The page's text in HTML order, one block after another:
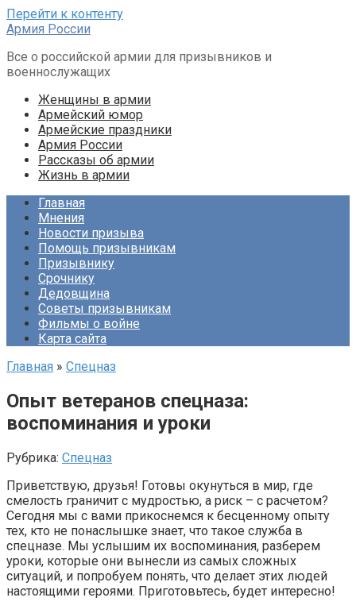
Перейти к контенту
Армия России
Все о российской армии для призывников и
военнослужащих
Женщины в армии
Армейский юмор
Армейские праздники
Армия России
Рассказы об армии
Жизнь в армии
Главная
Мнения
Новости призыва
Помощь призывникам
Призывнику
Срочнику
Дедовщина
Советы призывникам
Фильмы о войне
Карта сайта
Главная » Спецназ
Опыт ветеранов спецназа:
воспоминания и уроки
Рубрика: Спецназ
Приветствую, друзья! Готовы окунуться в мир, где
смелость граничит с мудростью, а риск – с расчетом?
Сегодня мы с вами прикоснемся к бесценному опыту
тех, кто не понаслышке знает, что такое служба в
спецназе. Мы услышим их воспоминания, разберем
уроки, которые они вынесли из самых сложных
ситуаций, и попробуем понять, что делает этих людей
настоящими героями. Приготовьтесь, будет интересно!